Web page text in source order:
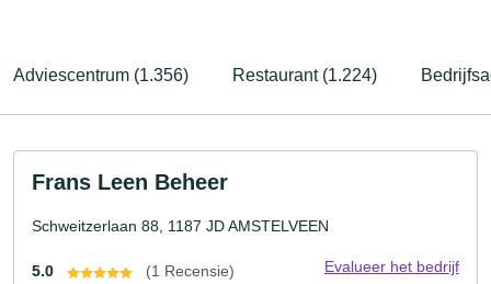
Adviescentrum (1.356) Restaurant (1.224)
Frans Leen Beheer
Schweitzerlaan 88, 1187 JD AMSTELVEEN
5.0 (1 Recensie) Evalueer het bedrijf